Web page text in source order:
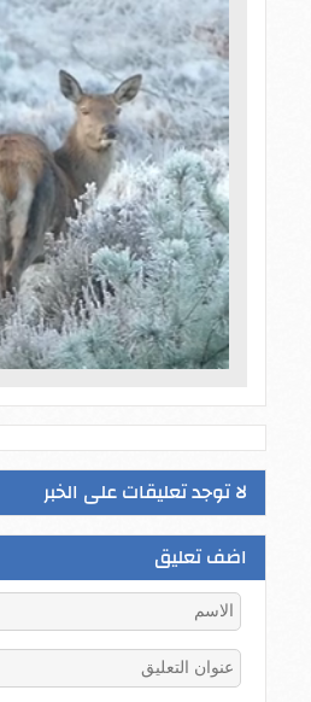
لا توجد تعليقات على الخبر
اضف تعليق